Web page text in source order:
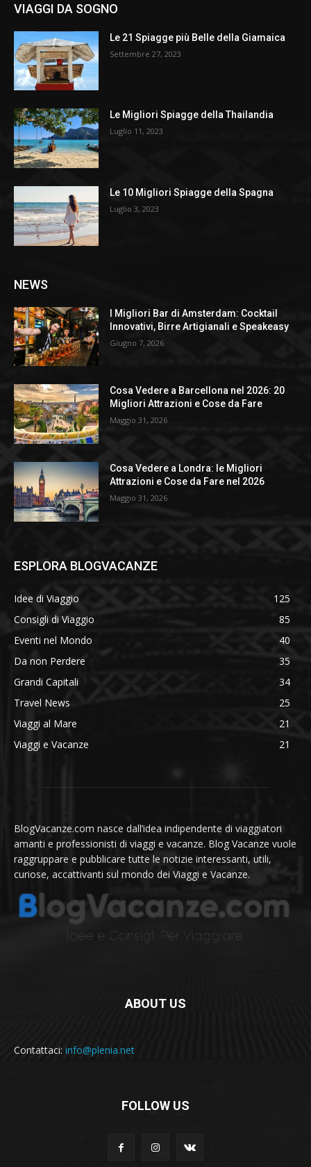
VIAGGI DA SOGNO
Le 21 Spiagge più Belle della Giamaica
Settembre 27, 2023
Le Migliori Spiagge della Thailandia
Luglio 11, 2023
Le 10 Migliori Spiagge della Spagna
Luglio 3, 2023
NEWS
I Migliori Bar di Amsterdam: Cocktail
Innovativi, Birre Artigianali e Speakeasy
Giugno 7, 2026
Cosa Vedere a Barcellona nel 2026: 20
Migliori Attrazioni e Cose da Fare
Maggio 31, 2026
Cosa Vedere a Londra: le Migliori
Attrazioni e Cose da Fare nel 2026
Maggio 31, 2026
ESPLORA BLOGVACANZE
Idee di Viaggio
125
Consigli di Viaggio
85
Eventi nel Mondo
40
Da non Perdere
35
Grandi Capitali
34
Travel News
25
Viaggi al Mare
21
Viaggi e Vacanze
21
BlogVacanze.com nasce dall’idea indipendente di viaggiatori
amanti e professionisti di viaggi e vacanze. Blog Vacanze vuole
raggruppare e pubblicare tutte le notizie interessanti, utili,
curiose, accattivanti sul mondo dei Viaggi e Vacanze.
ABOUT US
Contattaci: info@plenia.net
FOLLOW US